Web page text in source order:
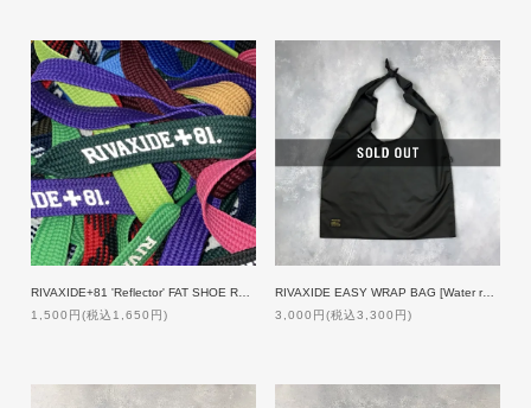
1,500円(税込1,650円)
RIVAXIDE EASY WRAP BAG [Water repellent]
3,000円(税込3,300円)